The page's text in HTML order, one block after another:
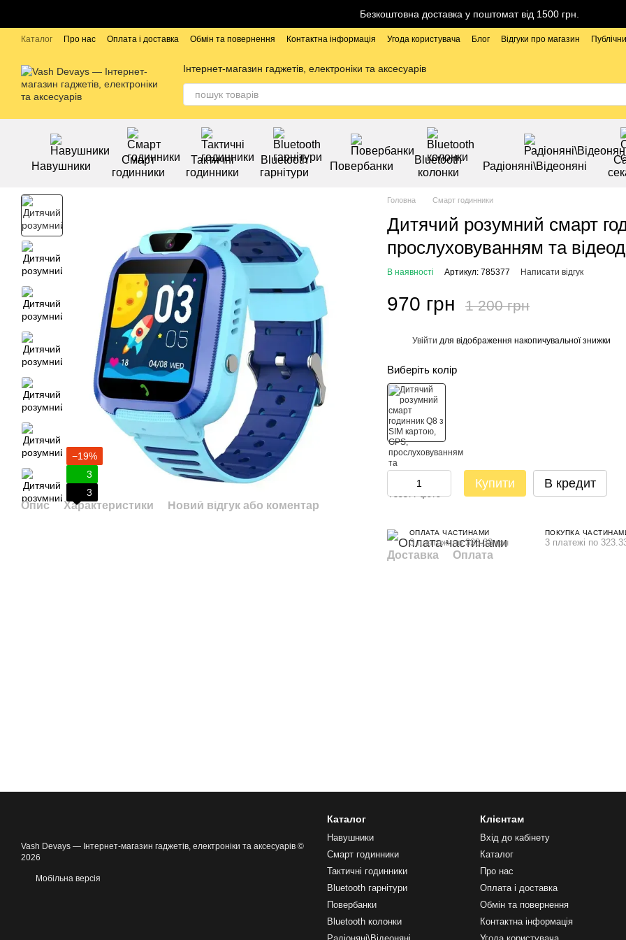
Безкоштовна доставка у поштомат від 1500 грн.
Каталог Про нас Оплата і доставка Обмін та повернення Контактна інформація Угода користувача Блог Відгуки про магазин
Інтернет-магазин гаджетів, електроніки та аксесуарів
Навушники
Смарт
годинники
Тактичні
годинники
Bluetooth
гарнітури
Повербанки
Bluetooth
колонки
Радіоняні\Відеоняні
−19%
3
3
Опис Характеристики Новий відгук або коментар
Головна Смарт годинники
Дитячий розумний смарт
прослуховуванням та
В наявності Артикул: 785377 Написати відгук
970 грн 1 200 грн
Увійти для відображення накопичувальної знижки
Виберіть колір
Купити В кредит
ОПЛАТА ЧАСТИНАМИ
3 платежі по 323.33 грн
ПОКУПКА
3 платежі по
Доставка Оплата
Vash Devays — Інтернет-магазин гаджетів, електроніки та аксесуарів ©
2026
Мобільна версія
Каталог
Навушники
Смарт годинники
Тактичні годинники
Bluetooth гарнітури
Повербанки
Bluetooth колонки
Клієнтам
Вхід до кабінету
Каталог
Про нас
Оплата і доставка
Обмін та повернення
Контактна інформація